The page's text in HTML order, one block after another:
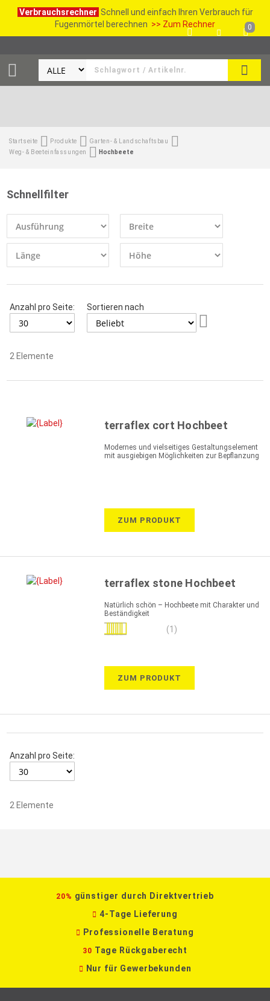
Verbrauchsrechner Schnell und einfach Ihren Verbrauch für
Fugenmörtel berechnen >> Zum Rechner
SUCHE
0
Startseite Produkte
Garten- & Landschaftsbau
Weg- & Beeteinfassungen
Hochbeete
Schnellfilter
Anzahl pro Seite:
Sortieren nach
2 Elemente
terraflex cort Hochbeet
Modernes und vielseitiges Gestaltungselement
mit ausgiebigen Möglichkeiten zur Bepflanzung
ZUM PRODUKT
terraflex stone Hochbeet
Natürlich schön – Hochbeete mit Charakter und
Beständigkeit
Bewertung:
(1)
ZUM PRODUKT
Anzahl pro Seite:
2 Elemente
20% günstiger durch Direktvertrieb
4-Tage Lieferung
Professionelle Beratung
30 Tage Rückgaberecht
Nur für Gewerbekunden